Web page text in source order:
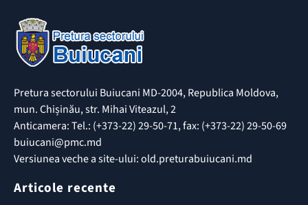
Pretura sectorului Buiucani MD-2004, Republica Moldova,
mun. Chișinău, str. Mihai Viteazul, 2
Anticamera: Tel.: (+373-22) 29-50-71, fax: (+373-22) 29-50-69
buiucani@pmc.md
Versiunea veche a site-ului: old.preturabuiucani.md
Articole recente